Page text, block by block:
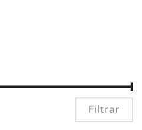
Filtrar